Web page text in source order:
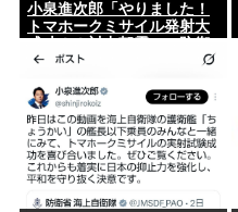
小泉進次郎「やりました！
トマホークミサイル発射大
力を強化してますw」